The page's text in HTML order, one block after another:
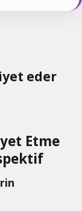
eder
Etme